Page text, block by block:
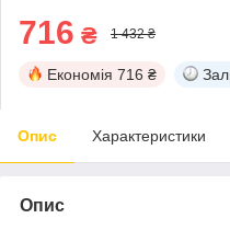
716 ₴ 1 432 ₴
Економія 716 ₴
Опис Характеристики
Опис